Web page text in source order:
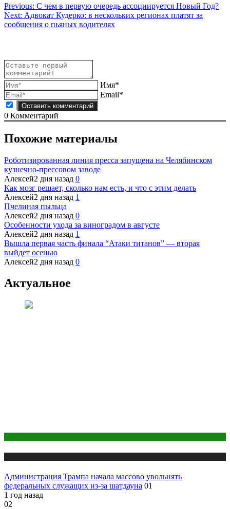
Навигация
по
Previous: С чем в первую очередь ассоциируется Новый Год?
Next: Адвокат Кудерко: в нескольких регионах платят за
сообщения о пьяных водителях
Имя*
Email*
0 Комментарий
Похожие материалы
Роботизированная линия пресса запущена на Челябинском
кузнечно-прессовом заводе
Алексей2 дня назад 0
Как мозг решает, сколько нам есть, и что с этим делать
Алексей2 дня назад 1
Пчелиная пыльца
Алексей2 дня назад 0
Особенности ухода за виноградом в августе
Алексей2 дня назад 1
Вышла первая часть финала “Атаки титанов” — вторая
выйдет осенью
Алексей2 дня назад 0
Актуальное
Администрация Трампа начала массово увольнять
федеральных служащих из-за шатдауна 01
1 год назад
02